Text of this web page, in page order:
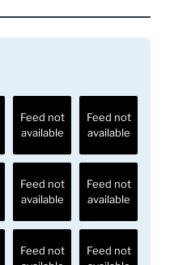
Feed not
available
Feed not
available
Feed not
available
Feed not
available
Feed not
Feed not